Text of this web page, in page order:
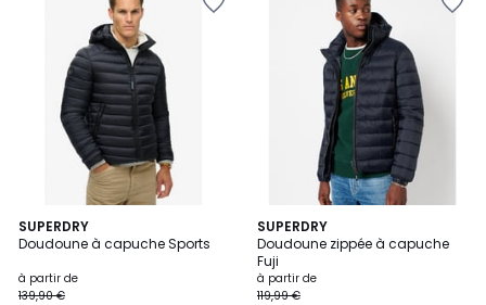
réduction
appliquée.
SUPERDRY
Doudoune à capuche Sports
à partir de
139,90 €
2
Couleurs
SUPERDRY
Doudoune zippée à capuche
Fuji
à partir de
119,99 €
4,4
/ 5
2
Couleurs